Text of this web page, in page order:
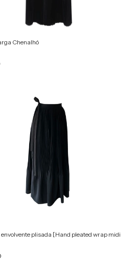
Chenalhó
envolvente plisada [Hand pleated wrap midi